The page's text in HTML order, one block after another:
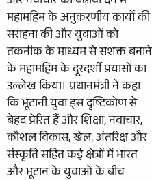
महामहिम के अनुकरणीय कार्यों की
सराहना की और युवाओं को
तकनीक के माध्यम से सशक्त बनाने
के महामहिम के दूरदर्शी प्रयासों का
उल्लेख किया। प्रधानमंत्री ने कहा
कि भूटानी युवा इस दृष्टिकोण से
बेहद प्रेरित हैं और शिक्षा, नवाचार,
कौशल विकास, खेल, अंतरिक्ष और
संस्कृति सहित कई क्षेत्रों में भारत
और भूटान के युवाओं के बीच